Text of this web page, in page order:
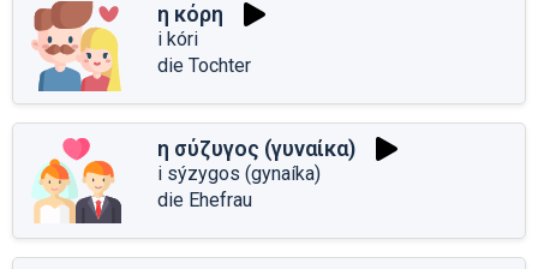
η κόρη
i kóri
die Tochter
η σύζυγος (γυναίκα)
i sýzygos (gynaíka)
die Ehefrau